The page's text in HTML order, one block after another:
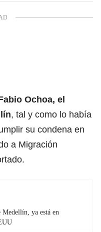
Ochoa, el
, tal y como lo había
su condena en
a Migración
ya está en